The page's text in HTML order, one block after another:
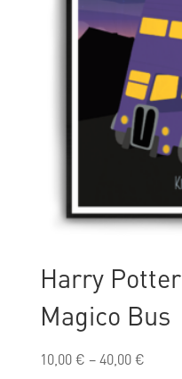
Harry
Magico Bus
10,00€ –40,00€